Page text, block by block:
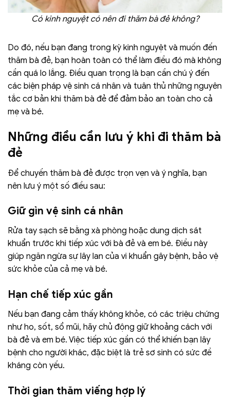
Có kinh nguyệt có nên đi thăm bà đẻ không?
Do đó, nếu bạn đang trong kỳ kinh nguyệt và muốn đến
thăm bà đẻ, bạn hoàn toàn có thể làm điều đó mà không
cần quá lo lắng. Điều quan trọng là bạn cần chú ý đến
các biện pháp vệ sinh cá nhân và tuân thủ những nguyên
tắc cơ bản khi thăm bà đẻ để đảm bảo an toàn cho cả
mẹ và bé.
Những điều cần lưu ý khi đi thăm bà
đẻ
Để chuyến thăm bà đẻ được trọn vẹn và ý nghĩa, bạn
nên lưu ý một số điều sau:
Giữ gìn vệ sinh cá nhân
Rửa tay sạch sẽ bằng xà phòng hoặc dung dịch sát
khuẩn trước khi tiếp xúc với bà đẻ và em bé. Điều này
giúp ngăn ngừa sự lây lan của vi khuẩn gây bệnh, bảo vệ
sức khỏe của cả mẹ và bé.
Hạn chế tiếp xúc gần
Nếu bạn đang cảm thấy không khỏe, có các triệu chứng
như ho, sốt, sổ mũi, hãy chủ động giữ khoảng cách với
bà đẻ và em bé. Việc tiếp xúc gần có thể khiến bạn lây
bệnh cho người khác, đặc biệt là trẻ sơ sinh có sức đề
kháng còn yếu.
Thời gian thăm viếng hợp lý